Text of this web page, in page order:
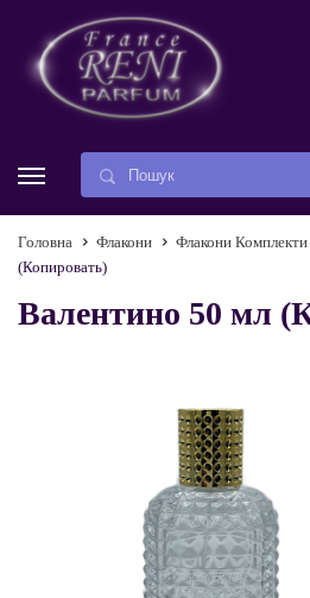
Головна Флакони Флакони Комплекти
(Копировать)
Валентино 50 мл